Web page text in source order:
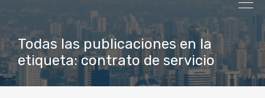
Todas las publicaciones en la
etiqueta: contrato de servicio